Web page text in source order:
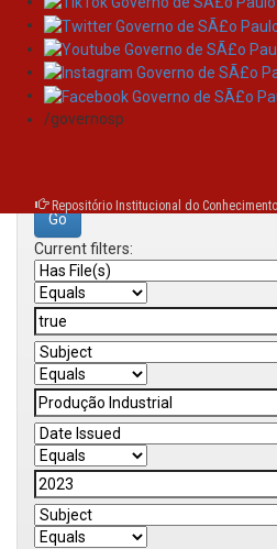
Skip
navigation
/governosp
Repositório Institucional do
Search
Search:
Current filters: